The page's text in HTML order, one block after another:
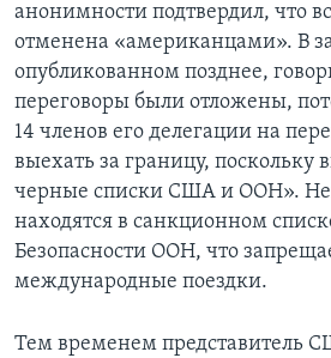
анонимности подтвердил, что
отменена «американцами». В
опубликованном позднее,
переговоры были отложены,
14 членов его делегации на
выехать за границу, поскольку
черные списки США и ООН».
находятся в санкционном
Безопасности ООН, что
международные поездки.
Тем временем представитель